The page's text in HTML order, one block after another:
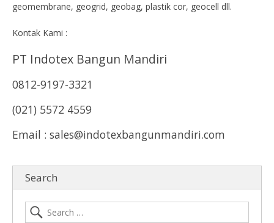
geomembrane, geogrid, geobag, plastik cor, geocell dll.
Kontak Kami :
PT Indotex Bangun Mandiri
0812-9197-3321
(021) 5572 4559
Email : sales@indotexbangunmandiri.com
Search